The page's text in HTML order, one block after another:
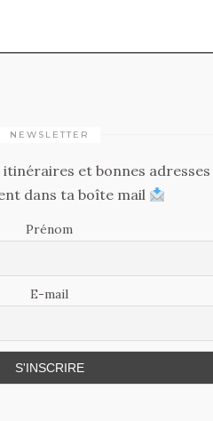
NEWSLETTER
itinéraires et bonnes adresses
dans ta boîte mail
Prénom
E-mail